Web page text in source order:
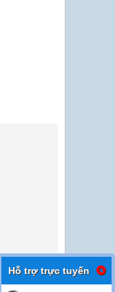
Hỗ trợ trực tuyến